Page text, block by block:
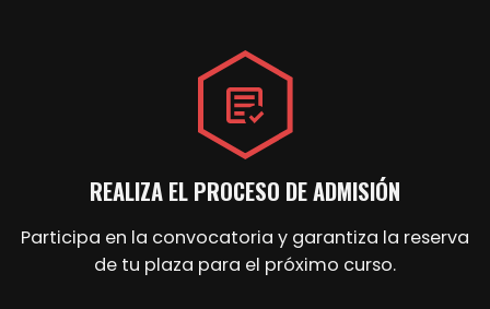
REALIZA EL PROCESO DE ADMISIÓN
Participa en la convocatoria y garantiza la reserva
de tu plaza para el próximo curso.